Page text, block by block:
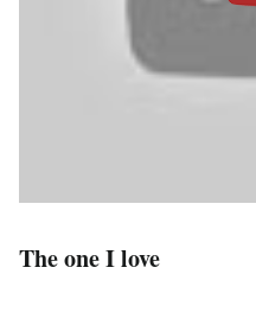
The one I love